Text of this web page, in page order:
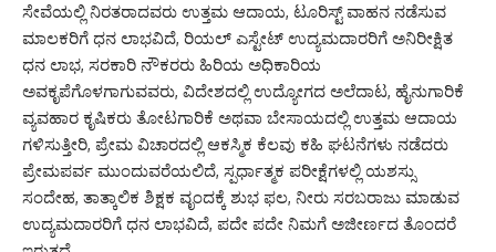
ಸೇವೆಯಲ್ಲಿ ನಿರತರಾದವರು ಉತ್ತಮ ಆದಾಯ, ಟೂರಿಸ್ಟ್ ವಾಹನ ನಡೆಸುವ
ಮಾಲಕರಿಗೆ ಧನ ಲಾಭವಿದೆ, ರಿಯಲ್ ಎಸ್ಟೇಟ್ ಉದ್ಯಮದಾರರಿಗೆ ಅನಿರೀಕ್ಷಿತ
ಧನ ಲಾಭ, ಸರಕಾರಿ ನೌಕರರು ಹಿರಿಯ ಅಧಿಕಾರಿಯ
ಅವಕೃಪೆಗೊಳಗಾಗುವವರು, ವಿದೇಶದಲ್ಲಿ ಉದ್ಯೋಗದ ಅಲೆದಾಟ, ಹೈನುಗಾರಿಕೆ
ವ್ಯವಹಾರ ಕೃಷಿಕರು ತೋಟಗಾರಿಕೆ ಅಥವಾ ಬೇಸಾಯದಲ್ಲಿ ಉತ್ತಮ ಆದಾಯ
ಗಳಿಸುತ್ತೀರಿ, ಪ್ರೇಮ ವಿಚಾರದಲ್ಲಿ ಆಕಸ್ಮಿಕ ಕೆಲವು ಕಹಿ ಘಟನೆಗಳು ನಡೆದರು
ಪ್ರೇಮಪರ್ವ ಮುಂದುವರೆಯಲಿದೆ, ಸ್ಪರ್ಧಾತ್ಮಕ ಪರೀಕ್ಷೆಗಳಲ್ಲಿ ಯಶಸ್ಸು
ಸಂದೇಹ, ತಾತ್ಕಾಲಿಕ ಶಿಕ್ಷಕ ವೃಂದಕ್ಕೆ ಶುಭ ಫಲ, ನೀರು ಸರಬರಾಜು ಮಾಡುವ
ಉದ್ಯಮದಾರರಿಗೆ ಧನ ಲಾಭವಿದೆ, ಪದೇ ಪದೇ ನಿಮಗೆ ಅಜೀರ್ಣದ ತೊಂದರೆ